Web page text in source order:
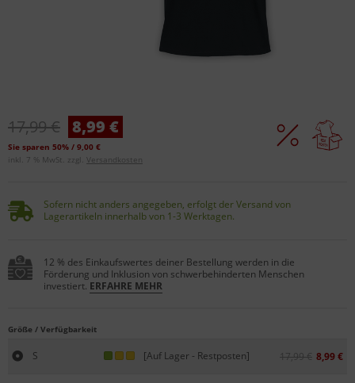
17,99 € 8,99 €
Sie sparen 50% / 9,00 €
inkl. 7 % MwSt. zzgl. Versandkosten
Sofern nicht anders angegeben, erfolgt der Versand von
Lagerartikeln innerhalb von 1-3 Werktagen.
12 % des Einkaufswertes deiner Bestellung werden in die
Förderung und Inklusion von schwerbehinderten Menschen
investiert. ERFAHRE MEHR
Größe / Verfügbarkeit
S [Auf Lager - Restposten] 17,99 € 8,99 €